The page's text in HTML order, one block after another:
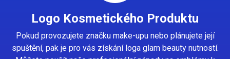
Logo Kosmetického Produktu
Pokud provozujete značku make-upu nebo plánujete její
spuštění, pak je pro vás získání loga glam beauty nutností.